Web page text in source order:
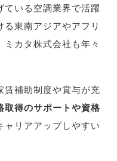
ている空調業界で活躍
東南アジアやアフリ
ミカタ株式会社も年々
賃補助制度や賞与が充
取得のサポートや資格
ャリアアップしやすい